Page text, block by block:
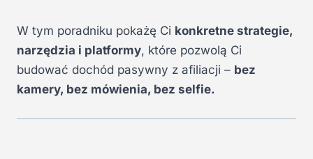
W tym poradniku pokażę Ci konkretne strategie,
narzędzia i platformy, które pozwolą Ci
budować dochód pasywny z afiliacji – bez
kamery, bez mówienia, bez selfie.